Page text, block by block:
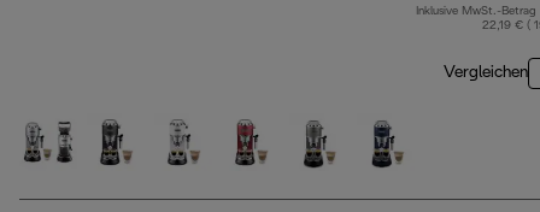
Inklusive MwSt.-Betrag
22,19 € (
Vergleichen